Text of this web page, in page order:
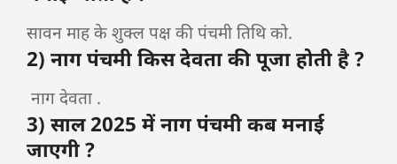
सावन माह के शुक्ल पक्ष की पंचमी तिथि को.
2) नाग पंचमी किस देवता की पूजा होती है ?
नाग देवता .
3) साल 2025 में नाग पंचमी कब मनाई
जाएगी ?